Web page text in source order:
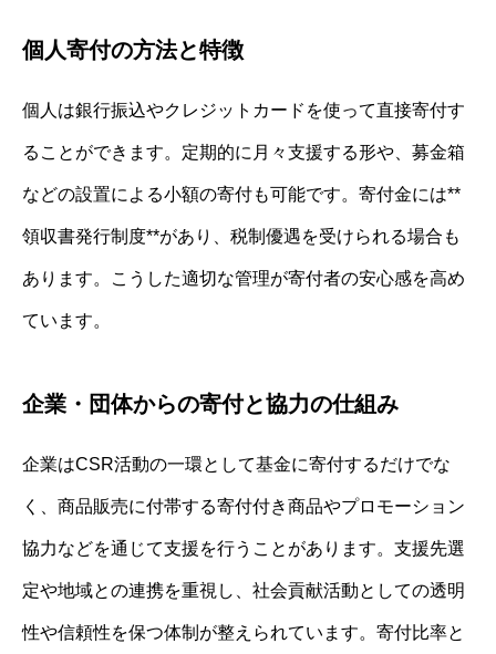
個人寄付の方法と特徴
個人は銀行振込やクレジットカードを使って直接寄付す
ることができます。定期的に月々支援する形や、募金箱
などの設置による小額の寄付も可能です。寄付金には**
領収書発行制度**があり、税制優遇を受けられる場合も
あります。こうした適切な管理が寄付者の安心感を高め
ています。
企業・団体からの寄付と協力の仕組み
企業はCSR活動の一環として基金に寄付するだけでな
く、商品販売に付帯する寄付付き商品やプロモーション
協力などを通じて支援を行うことがあります。支援先選
定や地域との連携を重視し、社会貢献活動としての透明
性や信頼性を保つ体制が整えられています。寄付比率と